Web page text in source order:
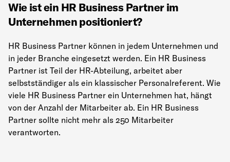
Wie ist ein HR Business Partner im
Unternehmen positioniert?
HR Business Partner können in jedem Unternehmen und
in jeder Branche eingesetzt werden. Ein HR Business
Partner ist Teil der HR-Abteilung, arbeitet aber
selbstständiger als ein klassischer Personalreferent. Wie
viele HR Business Partner ein Unternehmen hat, hängt
von der Anzahl der Mitarbeiter ab. Ein HR Business
Partner sollte nicht mehr als 250 Mitarbeiter
verantworten.